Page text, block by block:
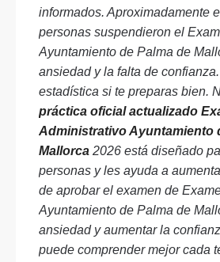
informados. Aproximadamente
personas suspendieron el
Ayuntamiento de Palma de
ansiedad y la falta de
estadística si te preparas bien.
práctica oficial actualizado
Administrativo Ayuntamiento
Mallorca 2026 está diseñado
personas y les ayuda a
de aprobar el examen de
Ayuntamiento de Palma de
ansiedad y aumentar la
puede comprender mejor cada